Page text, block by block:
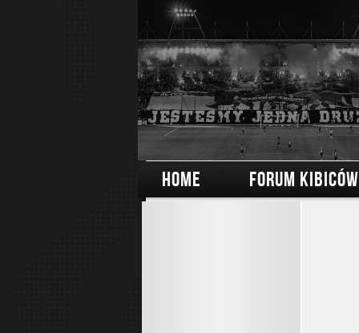
HOME FORUM KIBICÓW